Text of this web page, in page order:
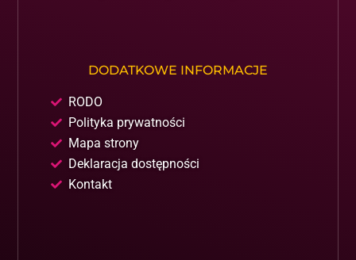
DODATKOWE INFORMACJE
RODO
Polityka prywatności
Mapa strony
Deklaracja dostępności
Kontakt